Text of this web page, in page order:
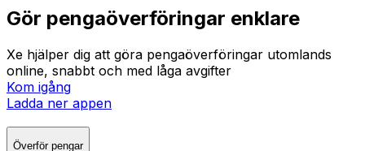
Gör pengaöverföringar enklare
Xe hjälper dig att göra pengaöverföringar utomlands
online, snabbt och med låga avgifter
Kom igång
Ladda ner appen
Överför pengar